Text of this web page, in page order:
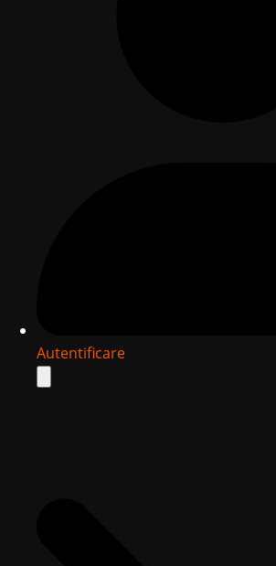
Autentificare